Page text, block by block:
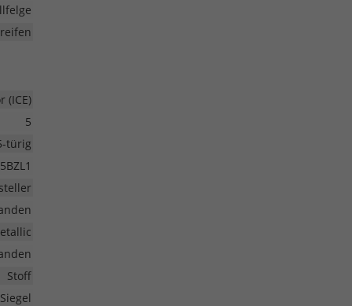
(ICE)
5
türig
Stoff